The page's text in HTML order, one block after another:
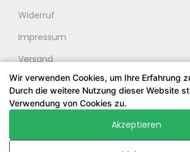
Widerruf
Impressum
Versand
Wir verwenden Cookies, um Ihre Erfahrung
Durch die weitere Nutzung dieser Website
Verwendung von Cookies zu.
Akzeptieren